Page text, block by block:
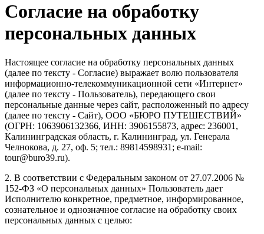
Согласие на обработку
персональных данных
Настоящее согласие на обработку персональных данных
(далее по тексту - Согласие) выражает волю пользователя
информационно-телекоммуникационной сети «Интернет»
(далее по тексту - Пользователь), передающего свои
персональные данные через сайт, расположенный по адресу
(далее по тексту - Сайт), ООО «БЮРО ПУТЕШЕСТВИЙ»
(ОГРН: 1063906132366, ИНН: 3906155873, адрес: 236001,
Калининградская область, г. Калининград, ул. Генерала
Челнокова, д. 27, оф. 5; тел.: 89814598931; e-mail:
tour@buro39.ru).
2. В соответствии с Федеральным законом от 27.07.2006 №
152-ФЗ «О персональных данных» Пользователь дает
Исполнителю конкретное, предметное, информированное,
сознательное и однозначное согласие на обработку своих
персональных данных с целью: